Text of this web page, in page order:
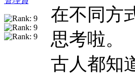
在不同方
思考啦。
古人都知